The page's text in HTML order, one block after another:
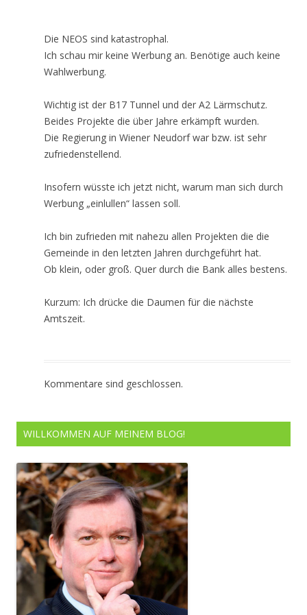
Die NEOS sind katastrophal.
Ich schau mir keine Werbung an. Benötige auch keine
Wahlwerbung.
Wichtig ist der B17 Tunnel und der A2 Lärmschutz.
Beides Projekte die über Jahre erkämpft wurden.
Die Regierung in Wiener Neudorf war bzw. ist sehr
zufriedenstellend.
Insofern wüsste ich jetzt nicht, warum man sich durch
Werbung „einlullen“ lassen soll.
Ich bin zufrieden mit nahezu allen Projekten die die
Gemeinde in den letzten Jahren durchgeführt hat.
Ob klein, oder groß. Quer durch die Bank alles bestens.
Kurzum: Ich drücke die Daumen für die nächste
Amtszeit.
Kommentare sind geschlossen.
WILLKOMMEN AUF MEINEM BLOG!